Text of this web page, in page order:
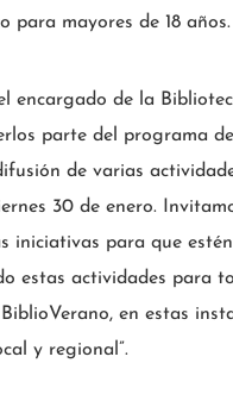
para mayores de 18 años.
encargado de la
parte del programa
de varias
30 de enero.
para que
estas actividades para
en estas
y regional”.